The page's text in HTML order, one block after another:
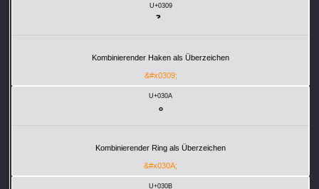
U+0309
Kombinierender Haken als Überzeichen
&#x0309;
U+030A
Kombinierender Ring als Überzeichen
&#x030A;
U+030B